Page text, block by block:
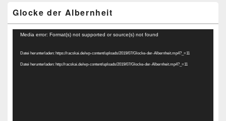
Glocke der Albernheit
Video-
Media error: Format(s) not supported or source(s) not found
Datei herunterladen: https://racskai.de/wp-content/uploads/2019/07/Glocke-der-Albernheit.mp4?_=11
Datei herunterladen: http://racskai.de/wp-content/uploads/2019/07/Glocke-der-Albernheit.mp4?_=11